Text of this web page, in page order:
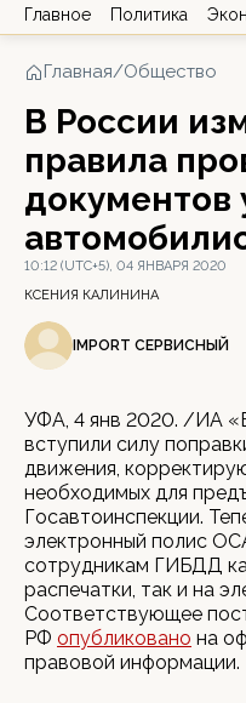
Главное Политика
Главная/Общество
В России
правила
документов
10:12 (UTC+5), 04 ЯНВАРЯ 2020
КСЕНИЯ КАЛИНИНА
IMPORT СЕРВИСНЫЙ
УФА, 4 янв 2020. /ИА
вступили силу
движения,
необходимых для
Госавтоинспекции.
электронный полис
сотрудникам ГИБДД
распечатки, так и на
Соответствующее
РФ опубликовано на
правовой информации.